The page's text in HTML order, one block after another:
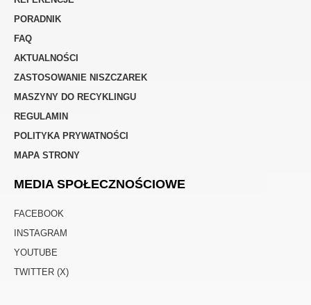
PORADNIK
FAQ
AKTUALNOŚCI
ZASTOSOWANIE NISZCZAREK
MASZYNY DO RECYKLINGU
REGULAMIN
POLITYKA PRYWATNOŚCI
MAPA STRONY
MEDIA SPOŁECZNOŚCIOWE
FACEBOOK
INSTAGRAM
YOUTUBE
TWITTER (X)